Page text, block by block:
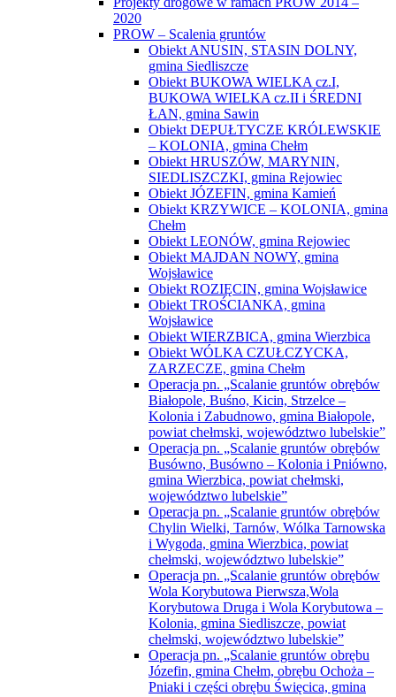
2020
PROW – Scalenia gruntów
Obiekt ANUSIN, STASIN DOLNY,
gmina Siedliszcze
Obiekt BUKOWA WIELKA cz.I,
BUKOWA WIELKA cz.II i ŚREDNI
ŁAN, gmina Sawin
Obiekt DEPUŁTYCZE KRÓLEWSKIE
– KOLONIA, gmina Chełm
Obiekt HRUSZÓW, MARYNIN,
SIEDLISZCZKI, gmina Rejowiec
Obiekt JÓZEFIN, gmina Kamień
Obiekt KRZYWICE – KOLONIA, gmina
Chełm
Obiekt LEONÓW, gmina Rejowiec
Obiekt MAJDAN NOWY, gmina
Wojsławice
Obiekt ROZIĘCIN, gmina Wojsławice
Obiekt TROŚCIANKA, gmina
Wojsławice
Obiekt WIERZBICA, gmina Wierzbica
Obiekt WÓLKA CZUŁCZYCKA,
ZARZECZE, gmina Chełm
Operacja pn. „Scalanie gruntów obrębów
Białopole, Buśno, Kicin, Strzelce –
Kolonia i Zabudnowo, gmina Białopole,
powiat chełmski, województwo lubelskie”
Operacja pn. „Scalanie gruntów obrębów
Busówno, Busówno – Kolonia i Pniówno,
gmina Wierzbica, powiat chełmski,
województwo lubelskie”
Operacja pn. „Scalanie gruntów obrębów
Chylin Wielki, Tarnów, Wólka Tarnowska
i Wygoda, gmina Wierzbica, powiat
chełmski, województwo lubelskie”
Operacja pn. „Scalanie gruntów obrębów
Wola Korybutowa Pierwsza,Wola
Korybutowa Druga i Wola Korybutowa –
Kolonia, gmina Siedliszcze, powiat
chełmski, województwo lubelskie”
Operacja pn. „Scalanie gruntów obrębu
Józefin, gmina Chełm, obrębu Ochoża –
Pniaki i części obrębu Święcica, gmina